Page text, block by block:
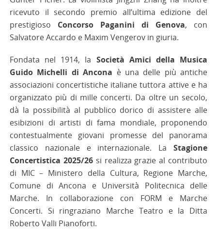
ricevuto il secondo premio all’ultima edizione del
prestigioso Concorso Paganini di Genova, con
Salvatore Accardo e Maxim Vengerov in giuria.
Fondata nel 1914, la Società Amici della Musica
Guido Michelli di Ancona è una delle più antiche
associazioni concertistiche italiane tuttora attive e ha
organizzato più di mille concerti. Da oltre un secolo,
dà la possibilità al pubblico dorico di assistere alle
esibizioni di artisti di fama mondiale, proponendo
contestualmente giovani promesse del panorama
classico nazionale e internazionale. La Stagione
Concertistica 2025/26si realizza grazie al contributo
di MIC – Ministero della Cultura, Regione Marche,
Comune di Ancona e Università Politecnica delle
Marche. In collaborazione con FORM e Marche
Concerti. Si ringraziano Marche Teatro e la Ditta
Roberto Valli Pianoforti.